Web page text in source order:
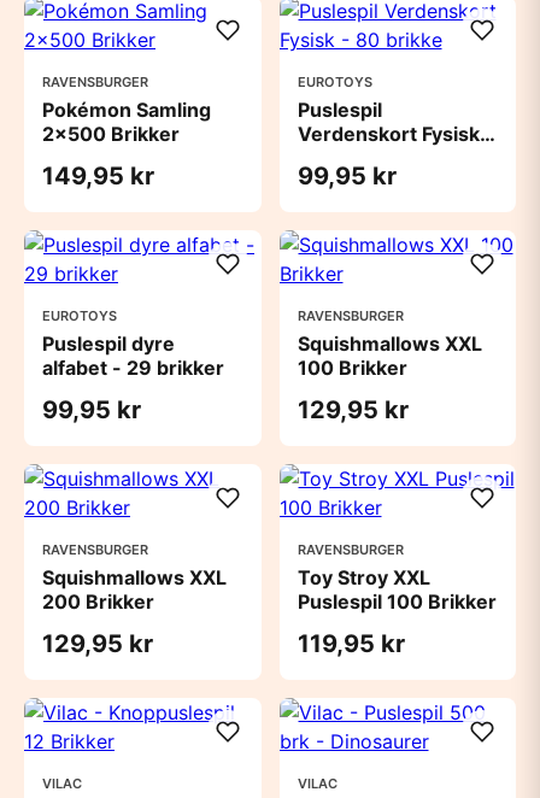
RAVENSBURGER
Pokémon Samling
2x500 Brikker
149,95 kr
EUROTOYS
Puslespil
Verdenskort Fysisk -
99,95 kr
EUROTOYS
Puslespil dyre
alfabet - 29 brikker
99,95 kr
RAVENSBURGER
Squishmallows XXL
100 Brikker
129,95 kr
RAVENSBURGER
Squishmallows XXL
200 Brikker
129,95 kr
RAVENSBURGER
Toy Stroy XXL
Puslespil 100 Brikker
119,95 kr
VILAC VILAC